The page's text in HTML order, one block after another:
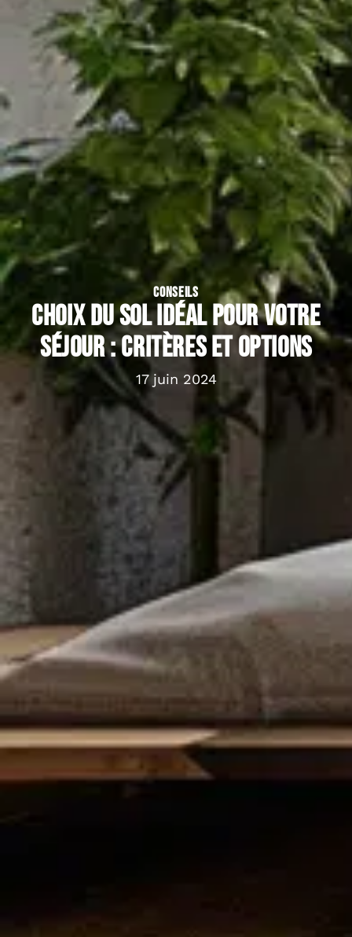
CONSEILS
Choix du sol idéal pour votre
séjour : critères et options
17 juin 2024